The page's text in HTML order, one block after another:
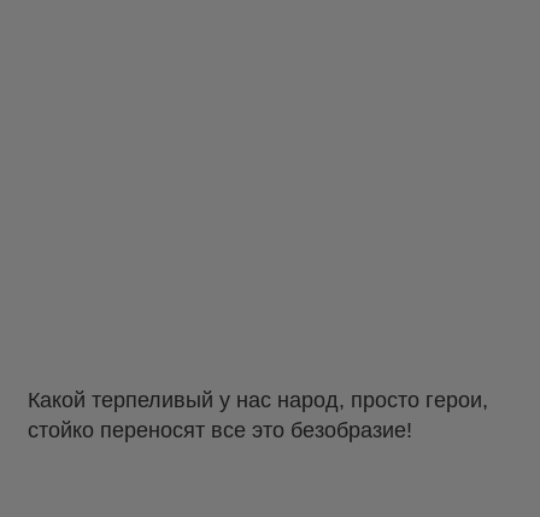
Какой терпеливый у нас народ, просто герои,
стойко переносят все это безобразие!